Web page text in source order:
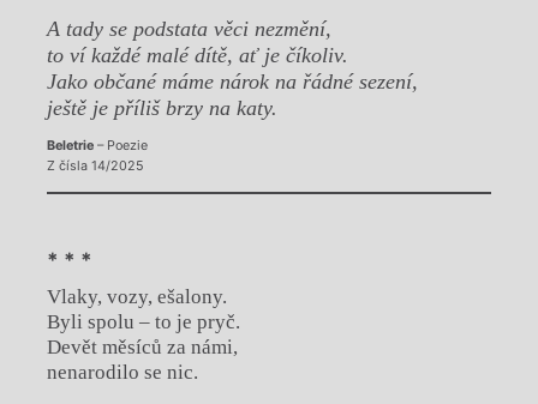
A tady se podstata věci nezmění,
to ví každé malé dítě, ať je číkoliv.
Jako občané máme nárok na řádné sezení,
ještě je příliš brzy na katy.
Beletrie– Poezie
Z čísla 14/2025
* * *
Vlaky, vozy, ešalony.
Byli spolu – to je pryč.
Devět měsíců za námi,
nenarodilo se nic.